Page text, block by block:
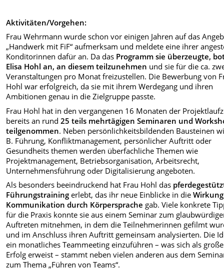
Aktivitäten/Vorgehen:
Frau Wehrmann wurde schon vor einigen Jahren auf das
„Handwerk mit FiF“ aufmerksam und meldete eine ihrer
Konditorinnen dafür an. Da das Programm sie überzeugte,
Elisa Hohl an, an diesem teilzunehmen und sie für die ca.
Veranstaltungen pro Monat freizustellen. Die Bewerbung von
Hohl war erfolgreich, da sie mit ihrem Werdegang und ihren
Ambitionen genau in die Zielgruppe passte.
Frau Hohl hat in den vergangenen 16 Monaten der
bereits an rund25 teils mehrtägigen Seminaren und
teilgenommen. Neben persönlichkeitsbildenden Bausteinen
B. Führung, Konfliktmanagement, persönlicher Auftritt oder
Gesundheits themen werden überfachliche Themen wie
Projektmanagement, Betriebsorganisation, Arbeitsrecht,
Unternehmensführung oder Digitalisierung angeboten.
Als besonders beeindruckend hat Frau Hohl das
Führungstraining erlebt, das ihr neue Einblicke in die
Kommunikation durch Körpersprache gab. Viele konkrete
für die Praxis konnte sie aus einem Seminar zum
Auftreten mitnehmen, in dem die Teilnehmerinnen gefilmt
und im Anschluss ihren Auftritt gemeinsam analysierten. Die
ein monatliches Teammeeting einzuführen – was sich als
Erfolg erweist – stammt neben vielen anderen aus dem
zum Thema „Führen von Teams“.